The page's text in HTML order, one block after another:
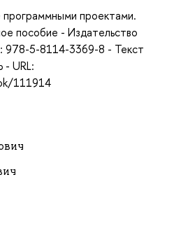
проектами.
пособие - Издательство
978-5-8114-3369-8 - Текст
URL:
111914